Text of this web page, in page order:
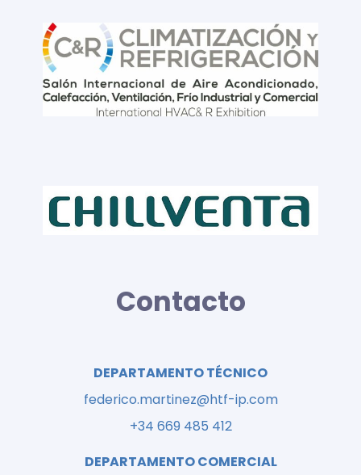
Contacto
DEPARTAMENTO TÉCNICO
federico.martinez@htf-ip.com
+34 669 485 412
DEPARTAMENTO COMERCIAL